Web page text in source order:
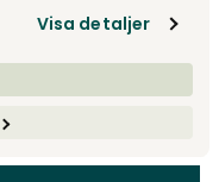
Visa detaljer